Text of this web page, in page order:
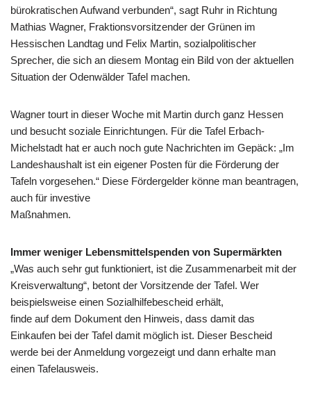
bürokratischen Aufwand verbunden“, sagt Ruhr in Richtung
Mathias Wagner, Fraktionsvorsitzender der Grünen im
Hessischen Landtag und Felix Martin, sozialpolitischer
Sprecher, die sich an diesem Montag ein Bild von der aktuellen
Situation der Odenwälder Tafel machen.
Wagner tourt in dieser Woche mit Martin durch ganz Hessen
und besucht soziale Einrichtungen. Für die Tafel Erbach-
Michelstadt hat er auch noch gute Nachrichten im Gepäck: „Im
Landeshaushalt ist ein eigener Posten für die Förderung der
Tafeln vorgesehen.“ Diese Fördergelder könne man beantragen,
auch für investive
Maßnahmen.
Immer weniger Lebensmittelspenden von Supermärkten
„Was auch sehr gut funktioniert, ist die Zusammenarbeit mit der
Kreisverwaltung“, betont der Vorsitzende der Tafel. Wer
beispielsweise einen Sozialhilfebescheid erhält,
finde auf dem Dokument den Hinweis, dass damit das
Einkaufen bei der Tafel damit möglich ist. Dieser Bescheid
werde bei der Anmeldung vorgezeigt und dann erhalte man
einen Tafelausweis.